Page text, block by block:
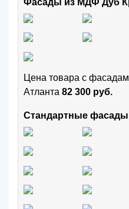
Фасады из МДФ Дуб
Цена товара с
Атланта 82 300 руб.
Стандартные